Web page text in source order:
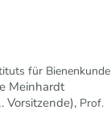
für Bienenkunde
Meinhardt
Vorsitzende), Prof.